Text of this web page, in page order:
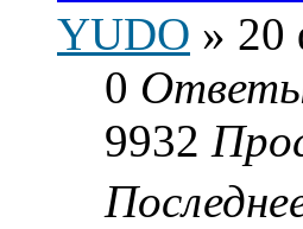
YUDO » 20
0
9932